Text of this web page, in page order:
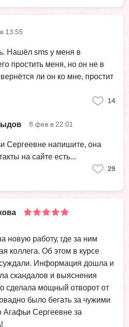
13:55
Нашëл sms у меня в
простить меня, но он не в
ли он ко мне, простит
14
8 фев в 22:01
Сергеевне напишите, она
на сайте есть...
29
новую работу, где за ним
коллега. Об этом в курсе
Информация дошла и
скандалов и выяснения
сделала мощный отворот от
было бегать за чужими
Сергеевне за